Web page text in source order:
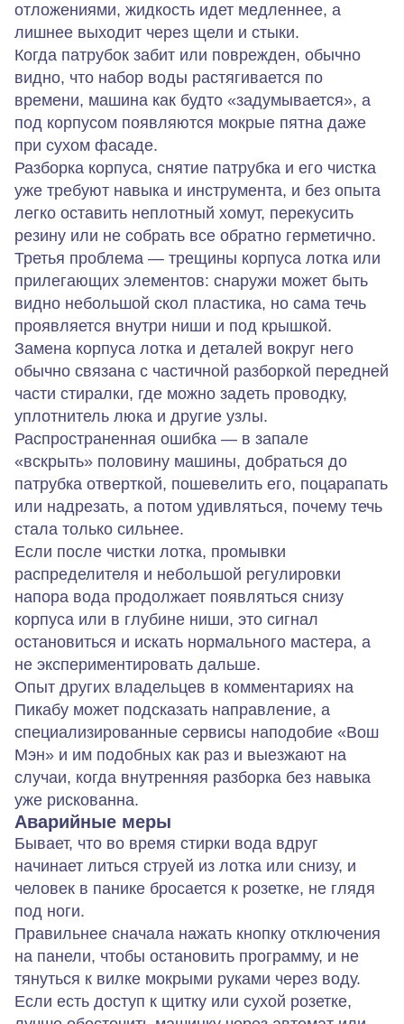
отложениями, жидкость идет медленнее, а
лишнее выходит через щели и стыки.
Когда патрубок забит или поврежден, обычно
видно, что набор воды растягивается по
времени, машина как будто «задумывается», а
под корпусом появляются мокрые пятна даже
при сухом фасаде.
Разборка корпуса, снятие патрубка и его чистка
уже требуют навыка и инструмента, и без опыта
легко оставить неплотный хомут, перекусить
резину или не собрать все обратно герметично.
Третья проблема — трещины корпуса лотка или
прилегающих элементов: снаружи может быть
видно небольшой скол пластика, но сама течь
проявляется внутри ниши и под крышкой.
Замена корпуса лотка и деталей вокруг него
обычно связана с частичной разборкой передней
части стиралки, где можно задеть проводку,
уплотнитель люка и другие узлы.
Распространенная ошибка — в запале
«вскрыть» половину машины, добраться до
патрубка отверткой, пошевелить его, поцарапать
или надрезать, а потом удивляться, почему течь
стала только сильнее.
Если после чистки лотка, промывки
распределителя и небольшой регулировки
напора вода продолжает появляться снизу
корпуса или в глубине ниши, это сигнал
остановиться и искать нормального мастера, а
не экспериментировать дальше.
Опыт других владельцев в комментариях на
Пикабу может подсказать направление, а
специализированные сервисы наподобие «Вош
Мэн» и им подобных как раз и выезжают на
случаи, когда внутренняя разборка без навыка
уже рискованна.
Аварийные меры
Бывает, что во время стирки вода вдруг
начинает литься струей из лотка или снизу, и
человек в панике бросается к розетке, не глядя
под ноги.
Правильнее сначала нажать кнопку отключения
на панели, чтобы остановить программу, и не
тянуться к вилке мокрыми руками через воду.
Если есть доступ к щитку или сухой розетке,